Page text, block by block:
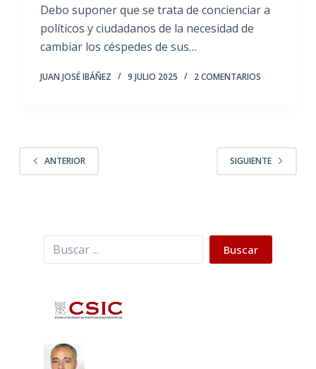
Debo suponer que se trata de concienciar a
políticos y ciudadanos de la necesidad de
cambiar los céspedes de sus…
JUAN JOSÉ IBÁÑEZ 9 JULIO 2025 2 COMENTARIOS
ANTERIOR SIGUIENTE
Buscar Buscar